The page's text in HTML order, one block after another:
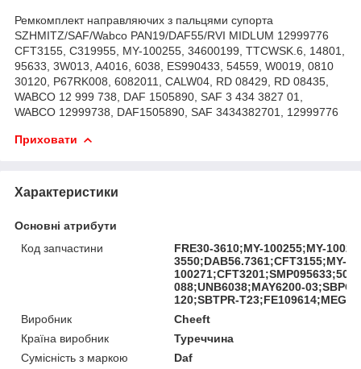
Ремкомплект направляючих з пальцями супорта
SZHMITZ/SAF/Wabco PAN19/DAF55/RVI MIDLUM 12999776
CFT3155, C319955, MY-100255, 34600199, TTCWSK.6, 14801,
95633, 3W013, A4016, 6038, ES990433, 54559, W0019, 0810
30120, P67RK008, 6082011, CALW04, RD 08429, RD 08435,
WABCO 12 999 738, DAF 1505890, SAF 3 434 3827 01,
WABCO 12999738, DAF1505890, SAF 3434382701, 12999776
Приховати
Характеристики
Основні атрибути
Код запчастини
FRE30-3610;MY-100255;MY-
3550;DAB56.7361;CFT3155;MY-
088;UNB6038;MAY6200-
120;SBTPR-
Виробник
Cheeft
Країна виробник
Туреччина
Сумісність з маркою
Daf